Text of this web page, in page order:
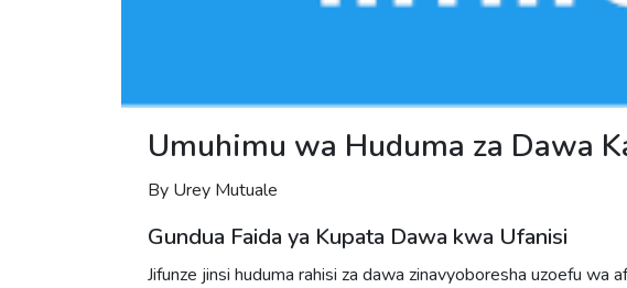
Umuhimu wa Huduma za Dawa
By Urey Mutuale
Gundua Faida ya Kupata Dawa kwa Ufanisi
Jifunze jinsi huduma rahisi za dawa zinavyoboresha uzoefu wa